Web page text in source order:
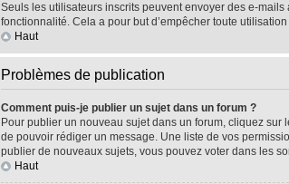
Seuls les utilisateurs inscrits peuvent envoyer des e-
fonctionnalité. Cela a pour but d’empêcher toute
Haut
Problèmes de publication
Comment puis-je publier un sujet dans un forum ?
Pour publier un nouveau sujet dans un forum, cliquez sur
de pouvoir rédiger un message. Une liste de vos
publier de nouveaux sujets, vous pouvez voter dans les
Haut